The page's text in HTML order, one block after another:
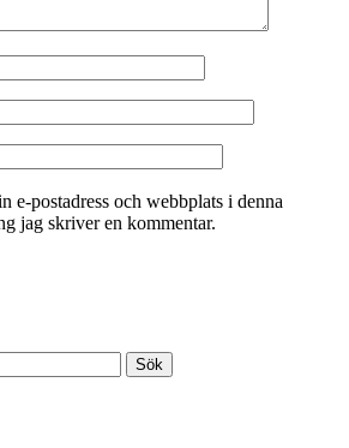
e-postadress och webbplats i denna
jag skriver en kommentar.